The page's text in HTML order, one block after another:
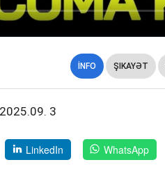
İNFO ŞIKAYƏT
2025.09. 3
LinkedIn WhatsApp